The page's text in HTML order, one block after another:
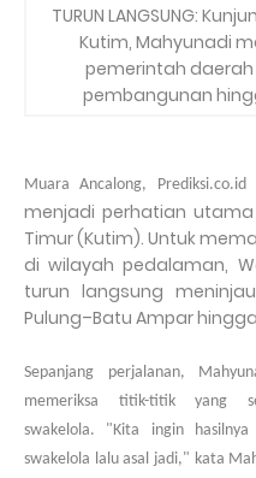
TURUN LANGSUNG:
Kutim, Mahyunadi
pemerintah
pembangunan
Muara Ancalong, Prediksi.co.id
menjadi perhatian
Timur (Kutim). Untuk
di wilayah pedalaman,
turun langsung
Pulung–Batu Ampar
Sepanjang perjalanan,
memeriksa titik-titik yang
swakelola. "Kita ingin hasilnya
swakelola lalu asal jadi," kata